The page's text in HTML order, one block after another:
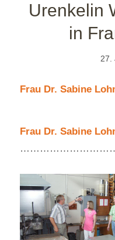
Urenkelin
in
27.
Frau Dr. Sabine
Frau Dr. Sabine